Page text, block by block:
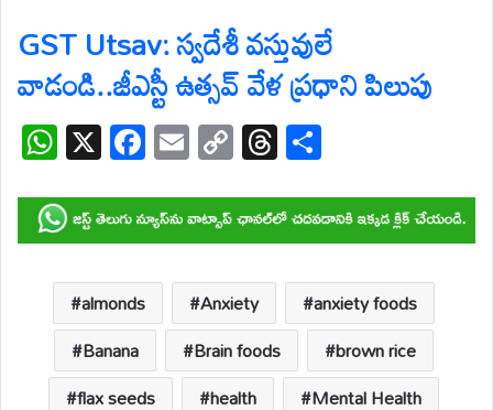
GST Utsav: స్వదేశీ వస్తువులే
వాడండి..జీఎస్టీ ఉత్సవ్ వేళ ప్రధాని పిలుపు
W
h
at
s
A
p
p
X F
ac
e
b
o
o
k
E
m
ail
C
o
p
y
Li
n
k
T
hr
e
a
d
s
ar
e
almonds Anxiety
anxiety foods
Banana
Brain foods
brown rice
flax seeds
health
Mental Health